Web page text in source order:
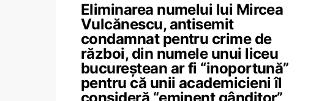
Eliminarea numelui lui Mircea
Vulcănescu, antisemit
condamnat pentru crime de
război, din numele unui liceu
bucureștean ar fi “inoportună”
pentru că unii academicieni îl